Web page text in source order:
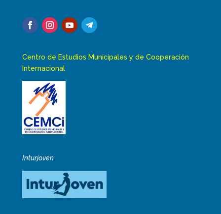
Centro de Estudios Municipales y de Cooperación
Internacional
Inturjoven